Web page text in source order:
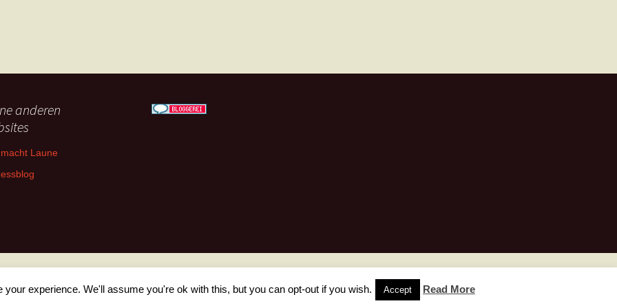
anderen
Laune
experience. We'll assume you're ok with this, but you can opt-out if you wish. Accept Read More